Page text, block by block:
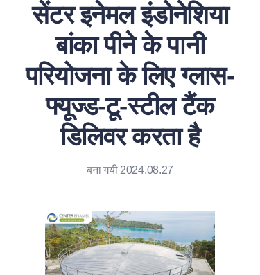
सेंटर इनेमल इंडोनेशिया
बांका पीने के पानी
परियोजना के लिए ग्लास-
फ्यूज्ड-टू-स्टील टैंक
डिलिवर करता है
बना गयी 2024.08.27
परियोजना मामला
कोट अनुरोध करें
समाचार